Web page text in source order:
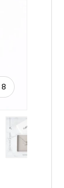
de
8
5 înimaginea